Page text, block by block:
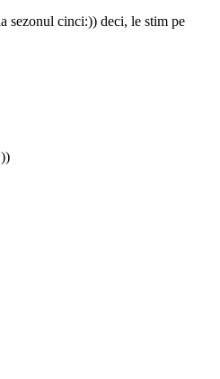
sezonul cinci:)) deci, le stim pe